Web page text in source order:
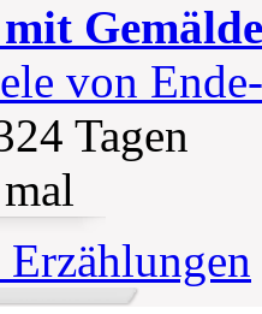
von
Tagen
Erzählungen